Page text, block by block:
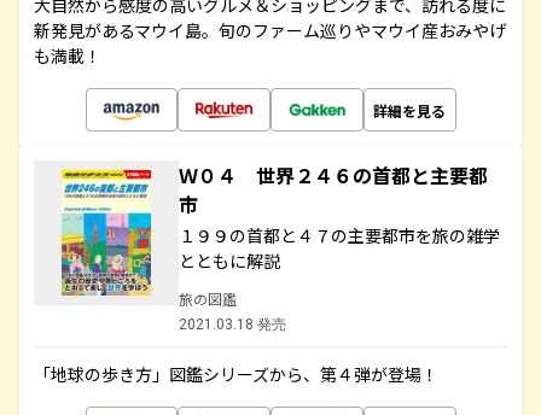
大自然から感度の高いグルメ＆ショッピングまで、訪れる度に
新発見があるマウイ島。旬のファーム巡りやマウイ産おみやげ
も満載！
詳細を見る
Ｗ０４ 世界２４６の首都と主要都
市
１９９の首都と４７の主要都市を旅の雑学
とともに解説
旅の図鑑
2021.03.18 発売
「地球の歩き方」図鑑シリーズから、第４弾が登場！